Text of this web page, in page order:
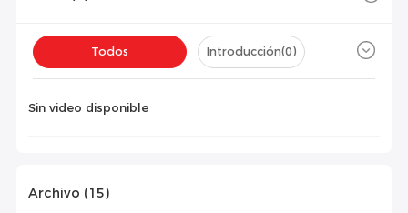
Todos Introducción(0)
Sin video disponible
Archivo (15)